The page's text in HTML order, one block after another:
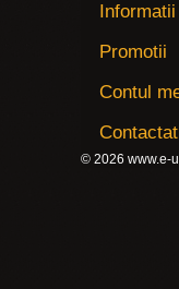
Informatii
Promotii
Contul
© 2026 www.e-